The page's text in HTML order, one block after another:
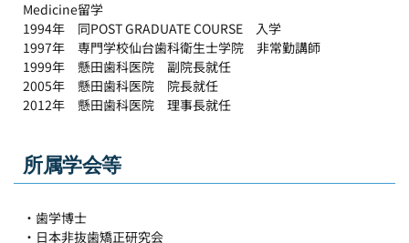
Medicine留学
1994年　同POST GRADUATE COURSE　入学
1997年　専門学校仙台歯科衛生士学院　非常勤講師
1999年　懸田歯科医院　副院長就任
2005年　懸田歯科医院　院長就任
2012年　懸田歯科医院　理事長就任
所属学会等
・歯学博士
・日本非抜歯矯正研究会